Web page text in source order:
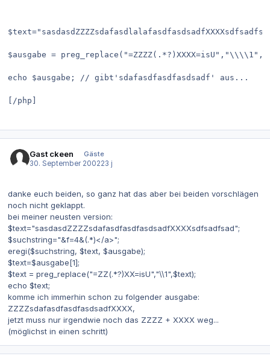
echo $ausgabe; // gibt'sdafasdfasdfasdsadf' aus...
[/php]
Gast ckeen
Gäste
30. September 200223 j
danke euch beiden, so ganz hat das aber bei beiden vorschlägen
noch nicht geklappt.
bei meiner neusten version:
$text="sasdasdZZZZsdafasdfasdfasdsadfXXXXsdfsadfsad";
$suchstring="&f=4&(.*)</a>";
eregi($suchstring, $text, $ausgabe);
$text=$ausgabe[1];
$text = preg_replace("=ZZ(.*?)XX=isU","\\1",$text);
echo $text;
komme ich immerhin schon zu folgender ausgabe:
ZZZZsdafasdfasdfasdsadfXXXX,
jetzt muss nur irgendwie noch das ZZZZ + XXXX weg...
(möglichst in einen schritt)